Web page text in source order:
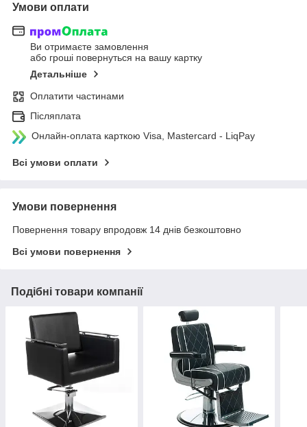
Умови оплати
Ви отримаєте замовлення
або гроші повернуться на вашу картку
Детальніше
Оплатити частинами
Післяплата
Онлайн-оплата карткою Visa, Mastercard - LiqPay
Всі умови оплати
Умови повернення
Повернення товару впродовж 14 днів безкоштовно
Всі умови повернення
Подібні товари компанії